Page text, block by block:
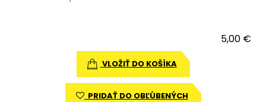
5,00 €
VLOŽIŤ DO KOŠÍKA
PRIDAŤ DO OBĽÚBENÝCH